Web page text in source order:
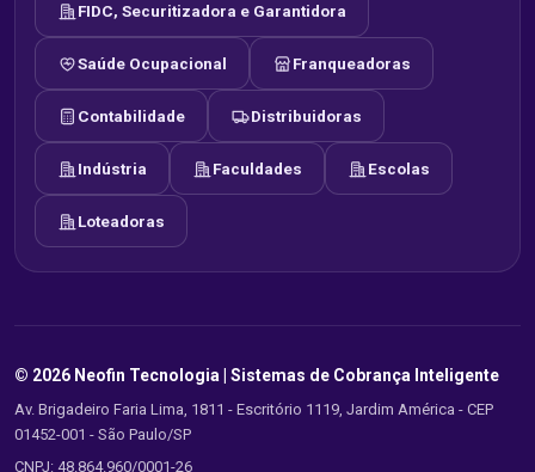
FIDC, Securitizadora e Garantidora
Saúde Ocupacional Franqueadoras
Contabilidade Distribuidoras
Indústria Faculdades Escolas
Loteadoras
© 2026 Neofin Tecnologia | Sistemas de Cobrança Inteligente
Av. Brigadeiro Faria Lima, 1811 - Escritório 1119, Jardim América - CEP
01452-001 - São Paulo/SP
CNPJ: 48.864.960/0001-26